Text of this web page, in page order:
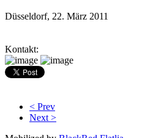
Düsseldorf, 22. März 2011
Kontakt:
< Prev
Next >